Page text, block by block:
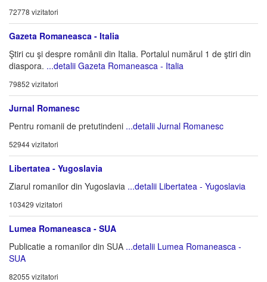
72778 vizitatori
Gazeta Romaneasca - Italia
Ştiri cu şi despre românii din Italia. Portalul numărul 1 de ştiri din
diaspora. ...detalii Gazeta Romaneasca - Italia
79852 vizitatori
Jurnal Romanesc
Pentru romanii de pretutindeni ...detalii Jurnal Romanesc
52944 vizitatori
Libertatea - Yugoslavia
Ziarul romanilor din Yugoslavia ...detalii Libertatea - Yugoslavia
103429 vizitatori
Lumea Romaneasca - SUA
Publicatie a romanilor din SUA ...detalii Lumea Romaneasca -
SUA
82055 vizitatori